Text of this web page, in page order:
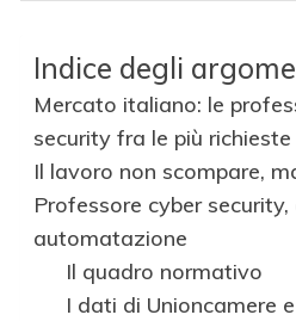
Indice degli
Mercato italiano: le
security fra le più richieste
Il lavoro non scompare,
Professore cyber
automatazione
Il quadro normativo
I dati di Unioncamere